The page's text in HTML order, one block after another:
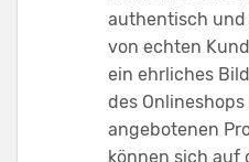
authentisch
von echten
ein ehrliches
des
angebotenen
können sich auf